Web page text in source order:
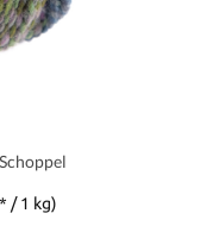
/ 1 kg)